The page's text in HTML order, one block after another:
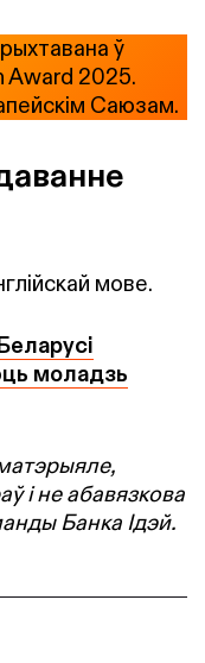
ў
Award 2025.
Саюзам.
мове.
моладзь
і не абавязкова
Банка Ідэй.